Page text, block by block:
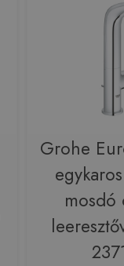
Grohe
mosdó